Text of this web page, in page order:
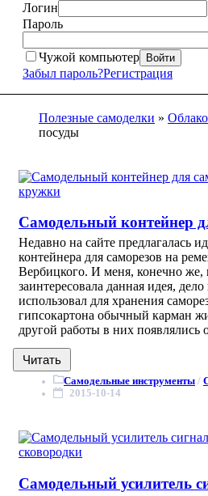
Логин
Пароль
Чужой компьютер Войти
Забыл пароль?Регистрация
Полезные самоделки »
посуды
Недавно на сайте предлагалась
контейнера для саморезов на
Вербицкого. И меня, конечно же,
заинтересовала данная идея,
использовал для хранения
гипсокартона обычный карман
другой работы в них
Читать
Самодельные инструменты /
2015-10-14